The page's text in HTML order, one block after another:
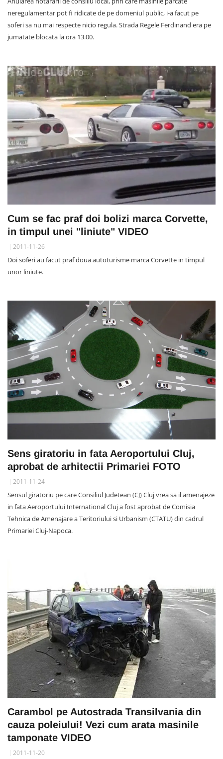
neregulamentar pot fi ridicate de pe domeniul public, i-a facut pe
soferi sa nu mai respecte nicio regula. Strada Regele Ferdinand era pe
jumatate blocata la ora 13.00.
Cum se fac praf doi bolizi marca Corvette,
in timpul unei "liniute" VIDEO
2011-11-26
Doi soferi au facut praf doua autoturisme marca Corvette in timpul
unor liniute.
Sens giratoriu in fata Aeroportului Cluj,
aprobat de arhitectii Primariei FOTO
2011-11-24
Sensul giratoriu pe care Consiliul Judetean (CJ) Cluj vrea sa il amenajeze
in fata Aeroportului International Cluj a fost aprobat de Comisia
Tehnica de Amenajare a Teritoriului si Urbanism (CTATU) din cadrul
Primariei Cluj-Napoca.
Carambol pe Autostrada Transilvania din
cauza poleiului! Vezi cum arata masinile
tamponate VIDEO
2011-11-20